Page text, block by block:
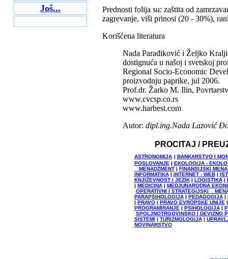
Još...
Prednosti folija su: zaštita od
zagrevanje, viši prinosi (20 - 30%),
Korišćena literatura
Nada Parađiković i Željko
dostignuća u našoj i svetskoj
Regional Socio-Economic
proizvodnju paprike, jul 2006.
Prof.dr. Žarko M. Ilin,
www.cvcsp.co.rs
www.harbest.com
Autor: dipl.ing.Nada Lazović
PROCITAJ /
ASTRONOMIJA | BANKARSTVO I
POSLOVANJE| EKOLOGIJA -
MENADŽMENT | FINANSIJSKI
INFORMATIKA| INTERNET - WEB|
KNJIŽEVNOST I JEZIK| LOGISTIKA|
| MEDICINA| MEDJUNARODNA
OPERATIVNI I STRATEGIJSKI
PARAPSIHOLOGIJA| PEDAGOGIJA|
| PRAVO| PRAVO EVROPSKE UNIJE
PROGRAMIRANJE| PSIHOLOGIJA|
SPOLJNOTRGOVINSKO I DEVIZNO
SISTEMI| TURIZMOLOGIJA|
NOVINARSTVO